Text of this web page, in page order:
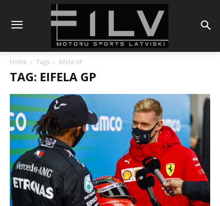
Home Tags Eifela GP
TAG: EIFELA GP